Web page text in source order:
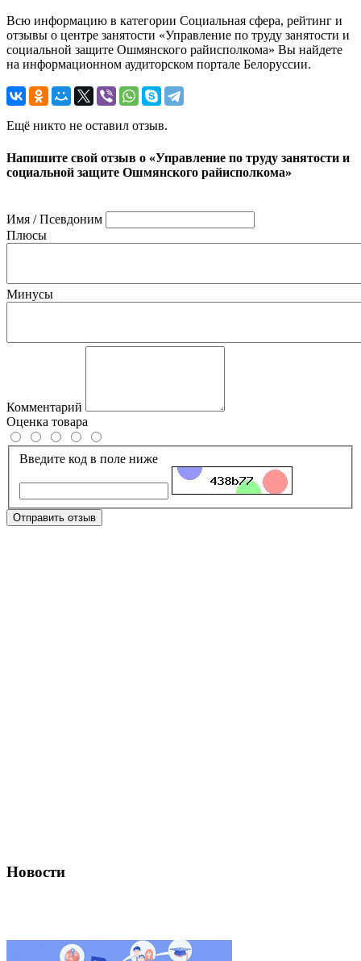
Всю информацию в категории Социальная сфера, рейтинг и
отзывы о центре занятости «Управление по труду занятости и
социальной защите Ошмянского райисполкома» Вы найдете
на информационном аудиторском портале Белоруссии.
Ещё никто не оставил отзыв.
Напишите свой отзыв о «Управление по труду занятости и
социальной защите Ошмянского райисполкома»
Имя / Псевдоним
Плюсы
Минусы
Комментарий
Оценка товара
Введите код в поле ниже
Отправить отзыв
Новости